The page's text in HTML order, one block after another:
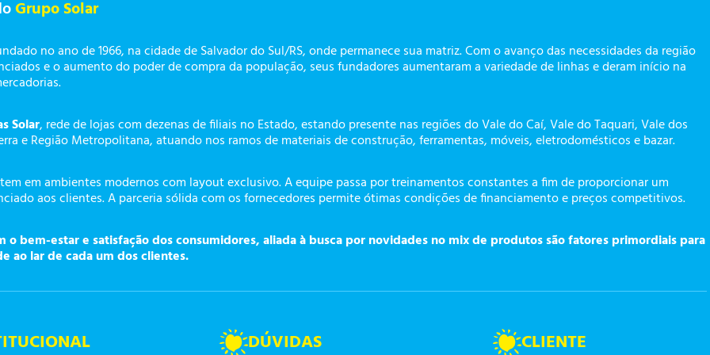
Grupo Solar
no ano de 1966, na cidade de Salvador do Sul/RS, onde permanece sua matriz. Com o avanço das necessidades da região
e o aumento do poder de compra da população, seus fundadores aumentaram a variedade de linhas e deram início na
Solar, rede de lojas com dezenas de filiais no Estado, estando presente nas regiões do Vale do Caí, Vale do Taquari, Vale dos
e Região Metropolitana, atuando nos ramos de materiais de construção, ferramentas, móveis, eletrodomésticos e bazar.
em ambientes modernos com layout exclusivo. A equipe passa por treinamentos constantes a fim de proporcionar um
aos clientes. A parceria sólida com os fornecedores permite ótimas condições de financiamento e preços competitivos.
o bem-estar e satisfação dos consumidores, aliada à busca por novidades no mix de produtos são fatores primordiais para
ao lar de cada um dos clientes.
DÚVIDAS CLIENTE